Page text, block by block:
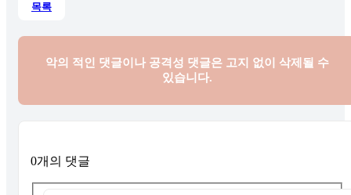
목록
악의 적인 댓글이나 공격성 댓글은 고지 없이 삭제될 수
있습니다.
0개의 댓글